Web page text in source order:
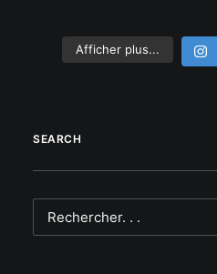
Afficher plus...
SEARCH